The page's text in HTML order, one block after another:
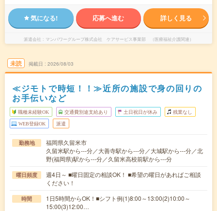
気になる! 応募へ進む 詳しく見る
派遣会社 マンパワーグループ株式会社 ケアサービス事業部 （医療福祉介護関連）
未読 掲載日 2026/08/03
≪ジモトで時短！！≫近所の施設で身の回りの
お手伝いなど
職種未経験OK 交通費別途支給あり 土日祝日が休み 残業なし
WEB登録OK 派遣
勤務地
福岡県久留米市
久留米駅から---分／大善寺駅から---分／大城駅から---分／北
野(福岡県)駅から---分／久留米高校前駅から---分
曜日頻度
週4日～ ■曜日固定の相談OK！ ■希望の曜日があればご相談
ください！
時間
1日5時間からOK！■シフト例(1)8:00～13:00(2)10:00～
15:00(3)12:00…